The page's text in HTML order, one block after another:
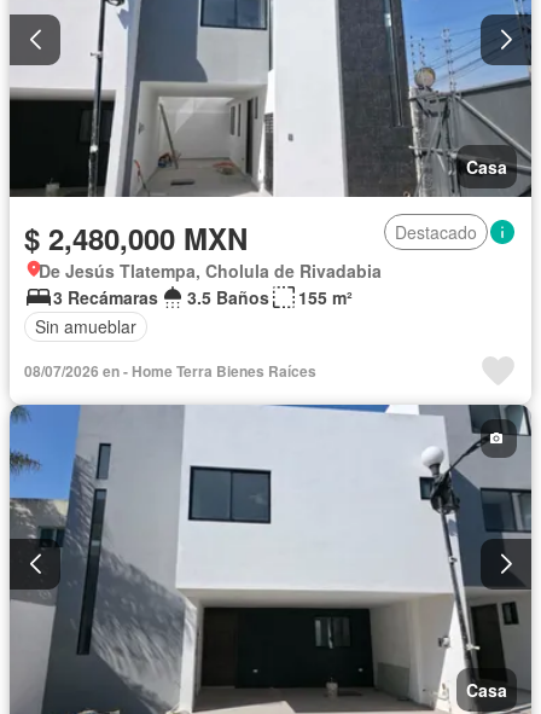
Casa
$ 2,480,000 MXN
Destacado
De Jesús Tlatempa, Cholula de Rivadabia
3 Recámaras
3.5 Baños
155 m²
Sin amueblar
08/07/2026 en - Home Terra Bienes Raíces
Casa